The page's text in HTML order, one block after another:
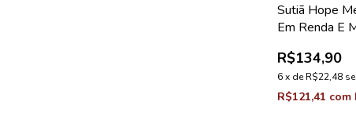
Sutiã Hope
Em Renda E
Love Stories
R$134,90
6 x deR$22,48
R$121,41 com